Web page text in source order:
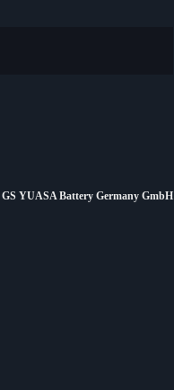
GS YUASA Battery Germany GmbH